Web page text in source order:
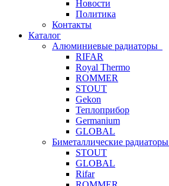
Новости
Политика
Контакты
Каталог
Алюминиевые радиаторы
RIFAR
Royal Thermo
ROMMER
STOUT
Gekon
Теплоприбор
Germanium
GLOBAL
Биметаллические радиаторы
STOUT
GLOBAL
Rifar